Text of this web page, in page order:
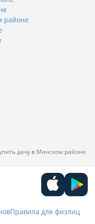
районе
дачу в Минском районе
Правила для физлиц